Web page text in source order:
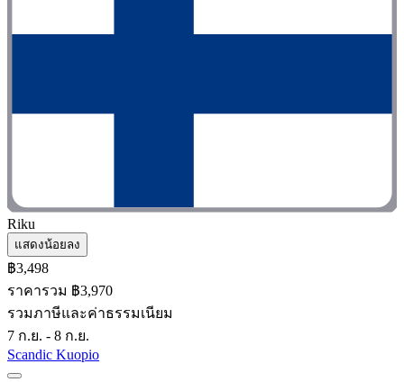
Riku
แสดงน้อยลง
฿3,498
ราคารวม ฿3,970
รวมภาษีและค่าธรรมเนียม
7 ก.ย. - 8 ก.ย.
Scandic Kuopio